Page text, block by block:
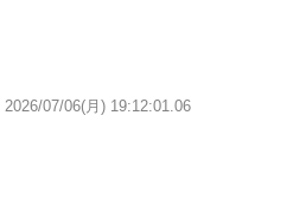
2026/07/06(月) 19:12:01.06